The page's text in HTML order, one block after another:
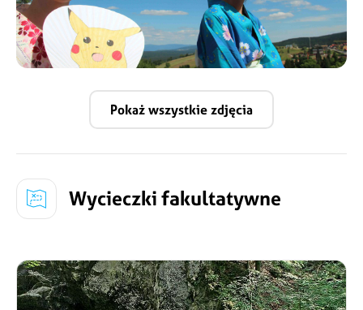
Pokaż wszystkie zdjęcia
Wycieczki fakultatywne